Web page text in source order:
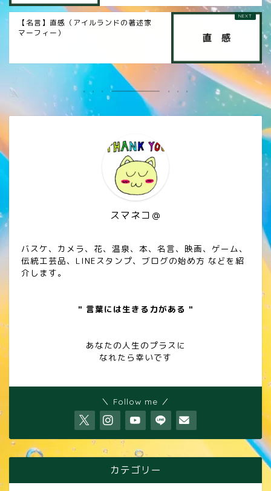
【名言】直感（アイルランドの著述家
マーフィー）
スマネコ＠
バスケ、カメラ、花、温泉、本、名言、映画、ゲーム、
伝統工芸品、LINEスタンプ、ブログの始め方 などを紹
介します。
" 言葉には生きる力がある "
あなたの人生のプラスに
なれたら幸いです
＼ Follow me ／
カテゴリー